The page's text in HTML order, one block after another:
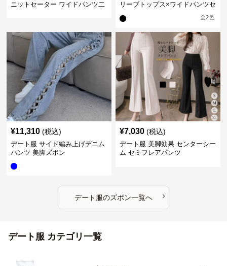
ニットセーター ワイドパンツ二
リーブトップス×ワイドパンツセ
全2色
¥11,310 (税込)
デート服 サイド編み上げデニム
パンツ 美脚ズボン
¥7,030 (税込)
デート服 美脚効果 センターシー
ム セミフレアパンツ
デート服のズボン一覧へ ›
デート服 カテゴリ一覧